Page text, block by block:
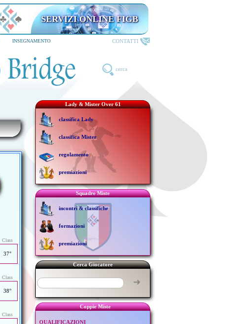
SERVIZI ONLINE FIGB
INSEGNAMENTO CONTATTI
cerca
Class
37°
Class
38°
Class
Lady & Mister Over 61
classifica Lady
classifica Mister
regolamento
premiazioni
Squadre Miste
incontri & classifiche
formazioni
premiazioni
Cerca Giocatore
➔
Coppie Miste
QUALIFICAZIONI